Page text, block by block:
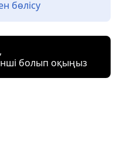
бөлісу
болып оқыңыз